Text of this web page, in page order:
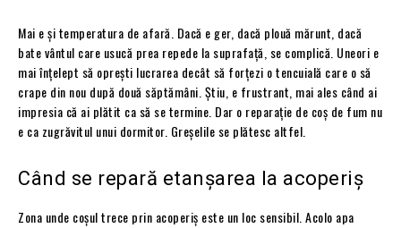
Mai e și temperatura de afară. Dacă e ger, dacă plouă mărunt, dacă
bate vântul care usucă prea repede la suprafață, se complică. Uneori e
mai înțelept să oprești lucrarea decât să forțezi o tencuială care o să
crape din nou după două săptămâni. Știu, e frustrant, mai ales când ai
impresia că ai plătit ca să se termine. Dar o reparație de coș de fum nu
e ca zugrăvitul unui dormitor. Greșelile se plătesc altfel.
Când se repară etanșarea la acoperiș
Zona unde coșul trece prin acoperiș este un loc sensibil. Acolo apa